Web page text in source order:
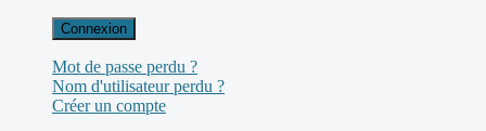
Connexion
Mot de passe perdu ?
Nom d'utilisateur perdu ?
Créer un compte